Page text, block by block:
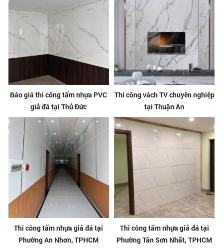
Báo giá thi công tấm nhựa PVC
giả đá tại Thủ Đức
Thi công vách TV chuyên nghiệp
tại Thuận An
Thi công tấm nhựa giả đá tại
Phường An Nhơn, TPHCM
Thi công tấm nhựa giả đá tại
Phường Tân Sơn Nhất, TPHCM